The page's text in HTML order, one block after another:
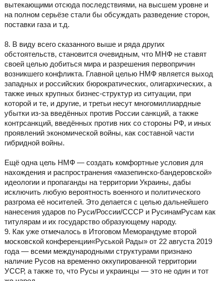
вытекающими отсюда последствиями, на высшем уровне и
на полном серьёзе стали бы обсуждать разведение сторон,
поставки газа и т.д.
8. В виду всего сказанного выше и ряда других
обстоятельств, становится очевидным, что МНФ не ставят
своей целью добиться мира и разрешения первопричин
возникшего конфликта. Главной целью НМФ является выход
западных и российских бюрократических, олигархических, а
также иных крупных бизнес-структур из ситуации, при
которой и те, и другие, и третьи несут многомиллиардные
убытки из-за введённых против России санкций, а также
контрсанкций, введённых против них со стороны РФ, и иных
проявлений экономической войны, как составной части
гибридной войны.
Ещё одна цель НМФ — создать комфортные условия для
нахождения и распространения «мазепинско-бандеровской»
идеологии и пропаганды на территории Украины, дабы
исключить любую вероятность военного и политического
разгрома её носителей. Это делается с целью дальнейшего
нанесения ударов по Руси/России/СССР и РусинамРусам как
титулярам и их государство образующему народу.
9. Как уже отмечалось в Итоговом Меморандуме второй
московской конференции«Руськой Рады» от 22 августа 2019
года — всеми международными структурами признано
наличие Русов на временно оккупированной территории
УССР, а также то, что Русы и украинцы — это не один и тот